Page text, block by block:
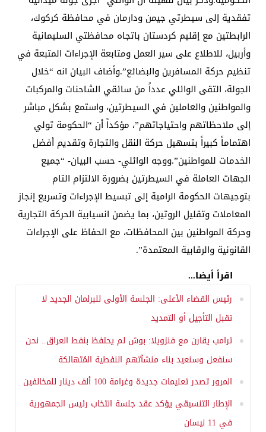
تفقدية إلى سيطرتي جيمن ودارمان في محافظة كركوك،
الرابطتين مع إقليم كردستان باتجاه محافظتي السليمانية
وأربيل، للاطلاع على سير العمل ومتابعة الإجراءات المتبعة في
تنظيم حركة المسافرين والبضائع”.وأضاف البيان انه “خلال
الجولة، التقى الوائلي عدداً من سائقي الشاحنات والمركبات
والمواطنين والعاملين في السيطرتين، واستمع بشكل مباشر
إلى ملاحظاتهم واحتياجاتهم”، مؤكداً أن “الحكومة تولي
اهتماماً كبيراً بتسهيل حركة النقل والتجارة وتقديم أفضل
الخدمات للمواطنين”.ووجه الوائلي- حسب البيان- “جميع
الجهات العاملة في السيطرتين بضرورة الالتزام التام
بتوجيهات الحكومة الرامية إلى تبسيط الإجراءات وتسريع إنجاز
المعاملات وتقليل الروتين، بما يضمن انسيابية الحركة التجارية
وحركة المواطنين بين المحافظات، مع الحفاظ على الإجراءات
القانونية والرقابية المعتمدة”.
اقرأ أيضا...
رئيس القضاء الأعلى: الجلسة الأولى للبرلمان الجديد لا
تقبل التأجيل أو التمديد
ترامب يقارن مع فنزويلا: بوش لم يحتفظ بنفط العراق.. نحن
سنفعل وسنعيد بناء منشآتهم النفطية المُتهالكة
المرور تصدر تعليمات جديدة وغرامة 100 ألف دينار للمخالفين
الإطار التنسيقي يؤكد عقد جلسة انتخاب رئيس الجمهورية
في 11 نيسان